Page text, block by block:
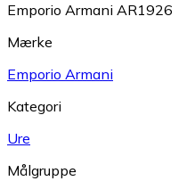
Emporio Armani AR1926
Mærke
Emporio Armani
Kategori
Ure
Målgruppe